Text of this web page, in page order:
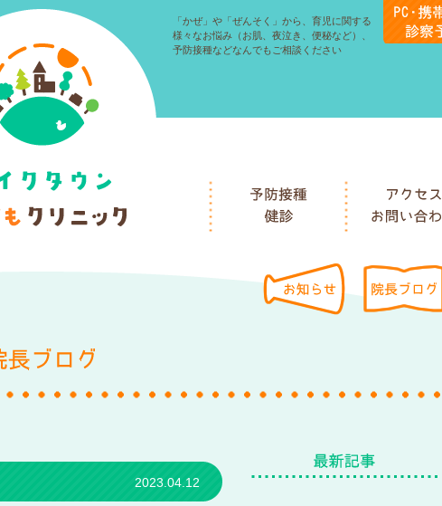
「かぜ」や「ぜんそく」から、育児に関する
様々なお悩み（お肌、夜泣き、便秘など）、
予防接種などなんでもご相談ください
2023.04.12